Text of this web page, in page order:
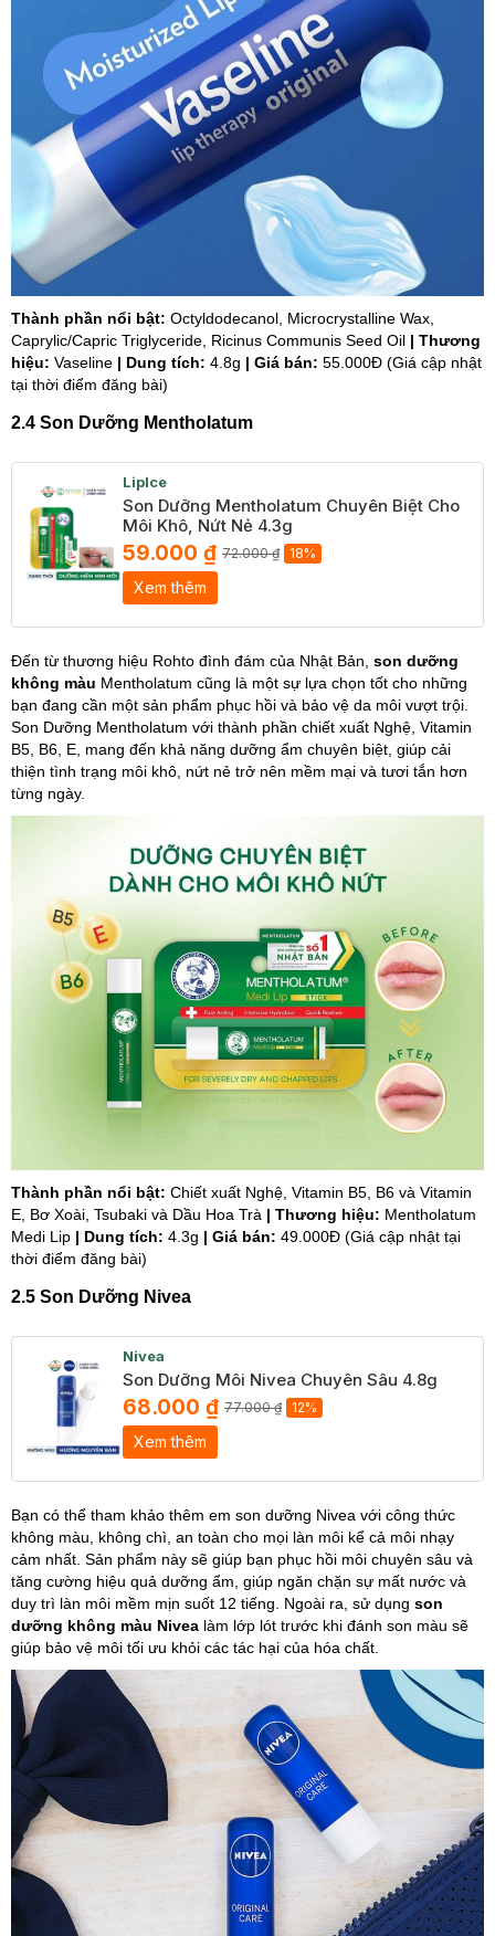
Thành phần nổi bật: Octyldodecanol, Microcrystalline Wax,
Caprylic/Capric Triglyceride, Ricinus Communis Seed Oil | Thương
hiệu: Vaseline | Dung tích: 4.8g | Giá bán: 55.000Đ (Giá cập nhật
tại thời điểm đăng bài)
2.4 Son Dưỡng Mentholatum
LipIce
Son Dưỡng Mentholatum Chuyên Biệt Cho
Môi Khô, Nứt Nẻ 4.3g
59.000 ₫ 72.000 ₫ 18%
Xem thêm
Đến từ thương hiệu Rohto đình đám của Nhật Bản, son dưỡng
không màu Mentholatum cũng là một sự lựa chọn tốt cho những
bạn đang cần một sản phẩm phục hồi và bảo vệ da môi vượt trội.
Son Dưỡng Mentholatum với thành phần chiết xuất Nghệ, Vitamin
B5, B6, E, mang đến khả năng dưỡng ẩm chuyên biệt, giúp cải
thiện tình trạng môi khô, nứt nẻ trở nên mềm mại và tươi tắn hơn
từng ngày.
Thành phần nổi bật: Chiết xuất Nghệ, Vitamin B5, B6 và Vitamin
E, Bơ Xoài, Tsubaki và Dầu Hoa Trà | Thương hiệu: Mentholatum
Medi Lip | Dung tích: 4.3g | Giá bán: 49.000Đ (Giá cập nhật tại
thời điểm đăng bài)
2.5 Son Dưỡng Nivea
Nivea
Son Dưỡng Môi Nivea Chuyên Sâu 4.8g
68.000 ₫ 77.000 ₫ 12%
Xem thêm
Bạn có thể tham khảo thêm em son dưỡng Nivea với công thức
không màu, không chì, an toàn cho mọi làn môi kể cả môi nhạy
cảm nhất. Sản phẩm này sẽ giúp bạn phục hồi môi chuyên sâu và
tăng cường hiệu quả dưỡng ẩm, giúp ngăn chặn sự mất nước và
duy trì làn môi mềm mịn suốt 12 tiếng. Ngoài ra, sử dụng son
dưỡng không màu Nivea làm lớp lót trước khi đánh son màu sẽ
giúp bảo vệ môi tối ưu khỏi các tác hại của hóa chất.